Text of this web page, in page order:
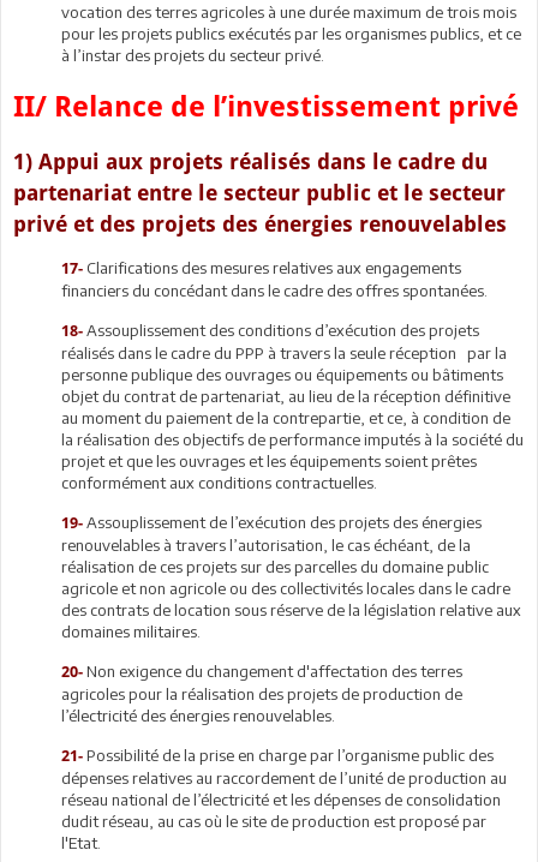
vocation des terres agricoles à une durée maximum de trois mois
pour les projets publics exécutés par les organismes publics, et ce
à l’instar des projets du secteur privé.
II/ Relance de l’investissement privé
1) Appui aux projets réalisés dans le cadre du
partenariat entre le secteur public et le secteur
privé et des projets des énergies renouvelables
17- Clarifications des mesures relatives aux engagements
financiers du concédant dans le cadre des offres spontanées.
18- Assouplissement des conditions d’exécution des projets
réalisés dans le cadre du PPP à travers la seule réception par la
personne publique des ouvrages ou équipements ou bâtiments
objet du contrat de partenariat, au lieu de la réception définitive
au moment du paiement de la contrepartie, et ce, à condition de
la réalisation des objectifs de performance imputés à la société du
projet et que les ouvrages et les équipements soient prêtes
conformément aux conditions contractuelles.
19- Assouplissement de l’exécution des projets des énergies
renouvelables à travers l’autorisation, le cas échéant, de la
réalisation de ces projets sur des parcelles du domaine public
agricole et non agricole ou des collectivités locales dans le cadre
des contrats de location sous réserve de la législation relative aux
domaines militaires.
20- Non exigence du changement d'affectation des terres
agricoles pour la réalisation des projets de production de
l’électricité des énergies renouvelables.
21- Possibilité de la prise en charge par l’organisme public des
dépenses relatives au raccordement de l’unité de production au
réseau national de l’électricité et les dépenses de consolidation
dudit réseau, au cas où le site de production est proposé par
l'Etat.